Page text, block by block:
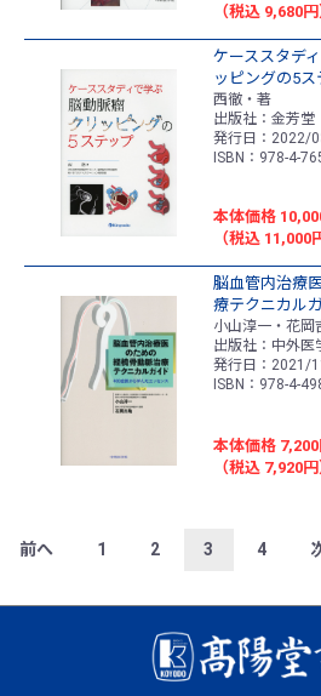
（税込 9,680円
ケーススタデ
ッピングの5ス
西徹・著
出版社：金芳堂
発行日：2022/
ISBN：978-4-
本体価格
（税込 11,000
脳血管内治療
療テクニカル
小山淳一・花岡
出版社：中外医
発行日：2021/
ISBN：978-4-
本体価格 7,200
（税込 7,920円
前へ 1 2 3 4